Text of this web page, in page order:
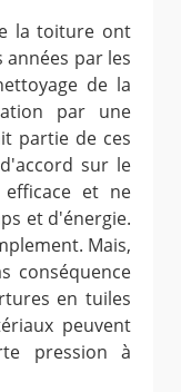
la toiture ont
années par les
de la
par une
partie de ces
sur le
et ne
et d'énergie.
Mais,
conséquence
en tuiles
peuvent
pression à